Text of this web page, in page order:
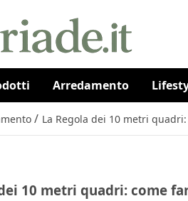
Arredamento
/ La Regola dei 10 metri
10 metri quadri: come